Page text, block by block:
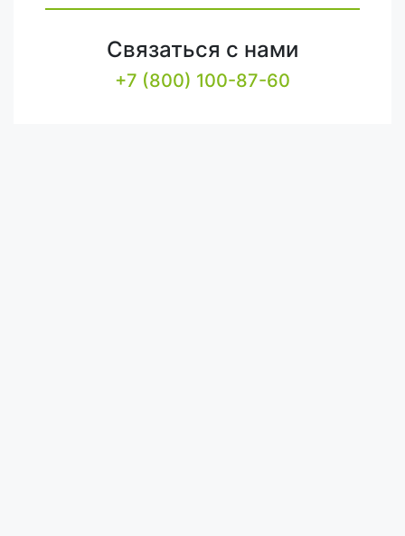
Связаться с нами
+7 (800) 100-87-60